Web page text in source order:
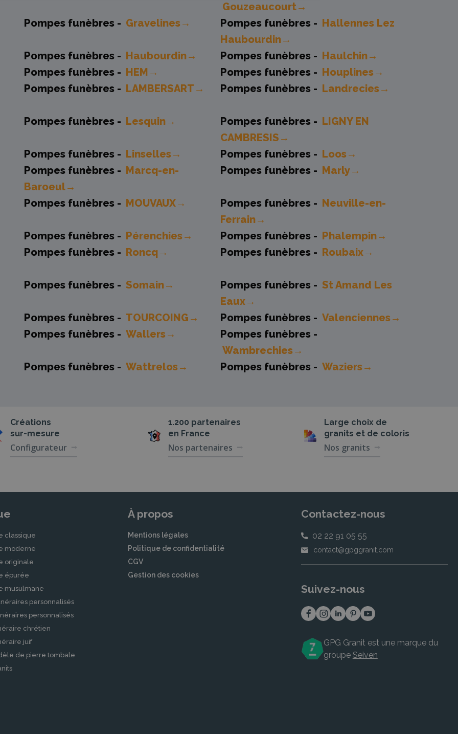
Gouzeaucourt→
Pompes funèbres - Gravelines→ Pompes funèbres - Hallennes Lez
Haubourdin→
Pompes funèbres - Haubourdin→ Pompes funèbres - Haulchin→
Pompes funèbres - HEM→ Pompes funèbres - Houplines→
Pompes funèbres - LAMBERSART→ Pompes funèbres - Landrecies→
Pompes funèbres - Lesquin→ Pompes funèbres - LIGNY EN
CAMBRESIS→
Pompes funèbres - Linselles→ Pompes funèbres - Loos→
Pompes funèbres - Marcq-en-
Baroeul→
Pompes funèbres - Marly→
Pompes funèbres - MOUVAUX→ Pompes funèbres - Neuville-en-
Ferrain→
Pompes funèbres - Pérenchies→ Pompes funèbres - Phalempin→
Pompes funèbres - Roncq→ Pompes funèbres - Roubaix→
Pompes funèbres - Somain→ Pompes funèbres - St Amand Les
Eaux→
Pompes funèbres - TOURCOING→ Pompes funèbres - Valenciennes→
Pompes funèbres - Wallers→
Pompes funèbres -
Wambrechies→
Pompes funèbres - Wattrelos→ Pompes funèbres - Waziers→
Créations
sur-mesure
Configurateur
1.200 partenaires
en France
Nos partenaires
Large choix de
granits et de coloris
Nos granits
classique
moderne
originale
épurée
musulmane
personnalisés
personnalisés
chrétien
juif
de pierre tombale
À propos
Mentions légales
Politique de confidentialité
CGV
Gestion des cookies
Contactez-nous
02 22 91 05 55
contact@gpggranit.com
Suivez-nous
GPG Granit est une marque du
groupe Seiven